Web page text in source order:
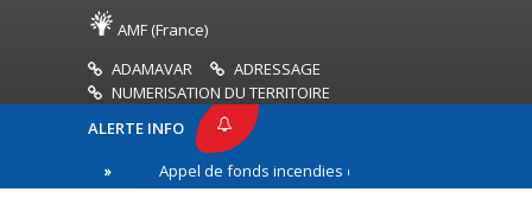
AMF (France)
ADAMAVAR
ADRESSAGE
NUMERISATION DU TERRITOIRE
ALERTE INFO
Appel de fonds incendies de forêt
ligne